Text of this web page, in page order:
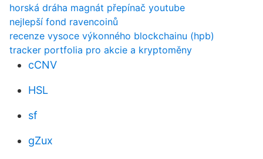
horská dráha magnát přepínač youtube
nejlepší fond ravencoinů
recenze vysoce výkonného blockchainu (hpb)
tracker portfolia pro akcie a kryptoměny
cCNV
HSL
sf
gZux